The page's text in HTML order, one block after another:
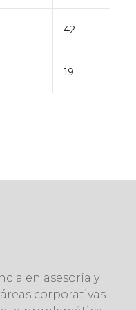
42
19
en asesoría y
corporativas